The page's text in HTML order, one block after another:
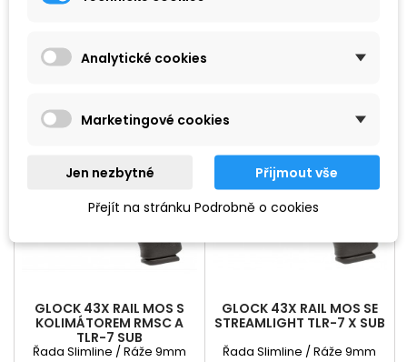
 Přidat do košíku
GLOCK 43X RAIL MOS S
KOLIMÁTOREM RMSC A
TLR-7 SUB
Řada Slimline / Ráže 9mm
GLOCK 43X RAIL MOS SE
STREAMLIGHT TLR-7 X SUB
Řada Slimline / Ráže 9mm
Analytické cookies
Marketingové cookies
Jen nezbytné
Přijmout vše
Přejít na stránku Podrobně o cookies